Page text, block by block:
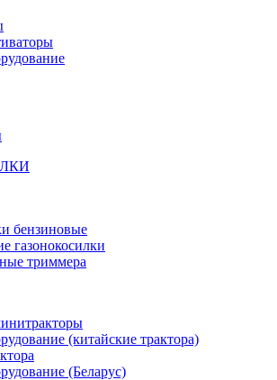
бензиновые
газонокосилки
триммера
(китайские трактора)
(Беларус)